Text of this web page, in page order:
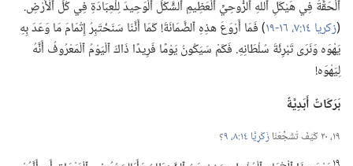
ٱلْحَقَّةُ فِي هَيْكَلِ ٱللهِ ٱلرُّوحِيِّ ٱلْعَظِيمِ ٱلشَّكْلَ ٱلْوَحِيدَ لِلْعِبَادَةِ فِي كُلِّ ٱلْأَرْضِ.‏
(‏زكريا ١٤:‏٧،‏
‏)‏ فَمَا أَرْوَعَ هذِهِ ٱلضَّمَانَةَ!‏ كَمَا أَنَّنَا سَنَخْتَبِرُ إِتْمَامَ مَا وَعَدَ بِهِ
يَهْوَه وَنَرَى تَبْرِئَةَ سُلْطَانِهِ.‏ فَكَمْ سَيَكُونُ يَوْمًا فَرِيدًا ذَاكَ ٱلْيَوْمُ ٱلْمَعْرُوفُ أَنَّهُ
لِيَهْوَه!‏
بَرَكَاتٌ أَبَدِيَّةٌ
١٩،‏ ٢٠ كَيْفَ تُشَجِّعُنَا زَكَرِيَّا ١٤:‏٨،‏ ٩
‏؟‏